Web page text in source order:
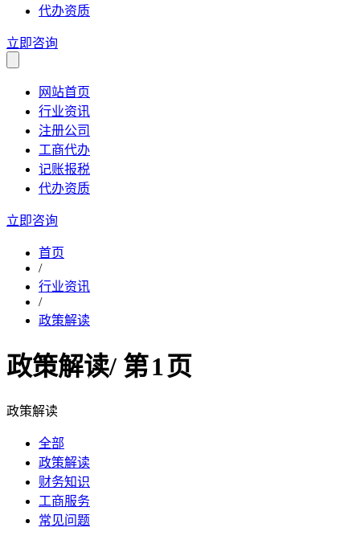
代办资质
立即咨询
网站首页
行业资讯
注册公司
工商代办
记账报税
代办资质
立即咨询
首页
/
行业资讯
/
政策解读
政策解读/ 第1页
政策解读
全部
政策解读
财务知识
工商服务
常见问题